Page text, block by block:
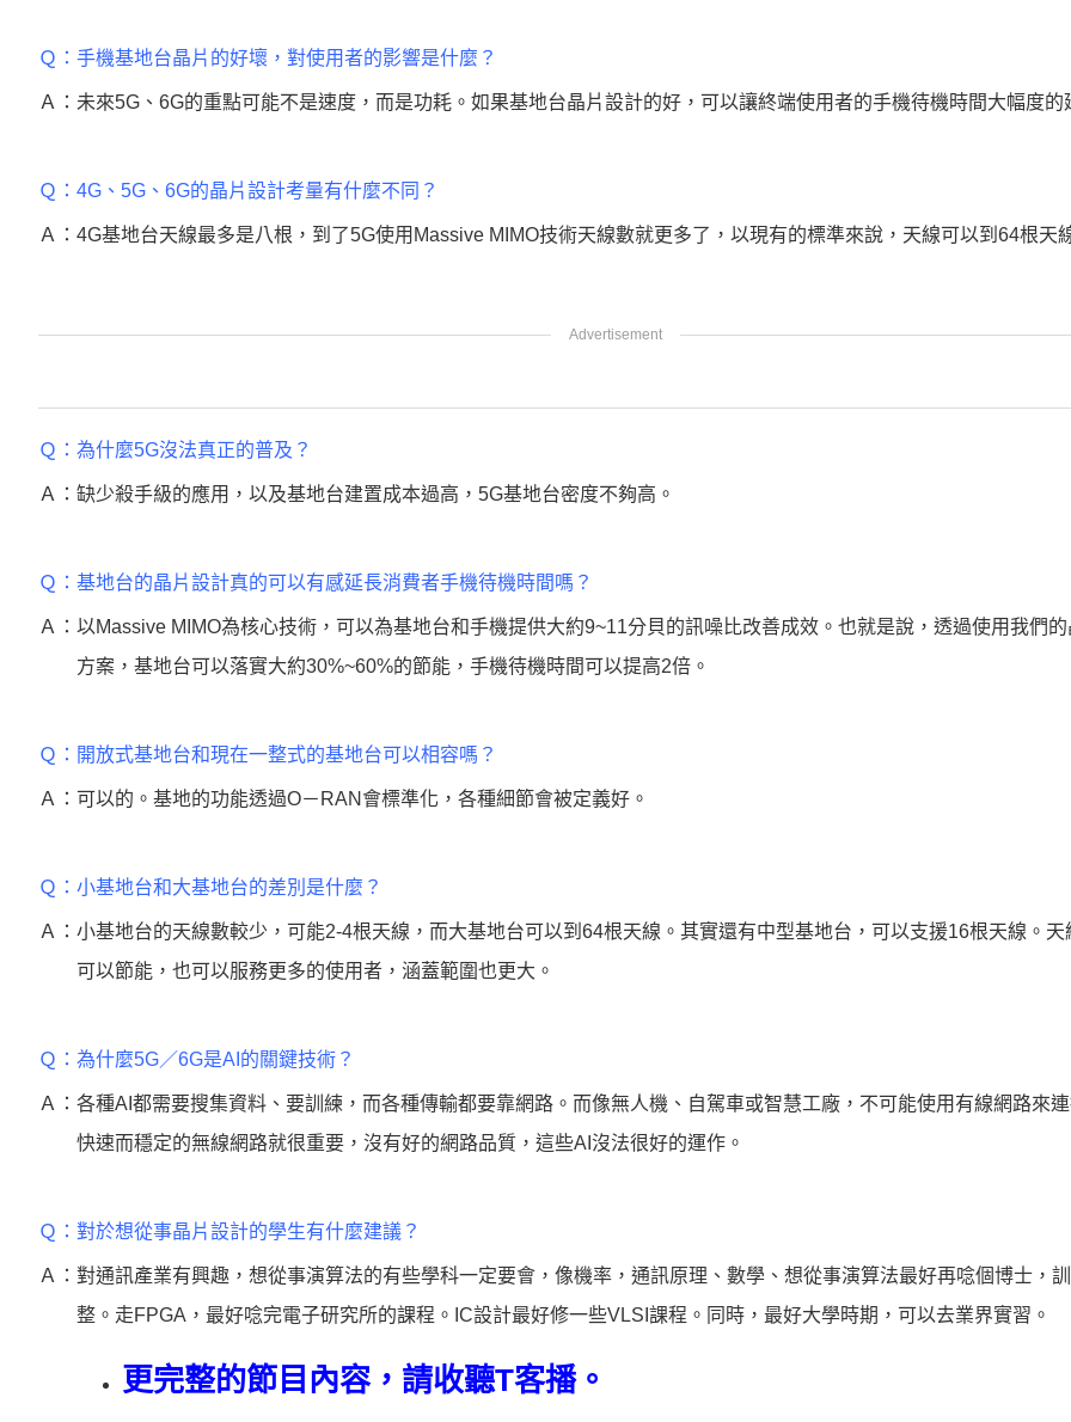
Ｑ： 手機基地台晶片的好壞，對使用者的影響是什麼？
Ａ： 未來5G、6G的重點可能不是速度，而是功耗。如果基地台晶片設計的好，可以讓終端使用者的手機待機時間大幅度的
Ｑ： 4G、5G、6G的晶片設計考量有什麼不同？
Ａ： 4G基地台天線最多是八根，到了5G使用Massive MIMO技術天線數就更多了，以現有的標準來說，天線可以到64根天
Ｑ： 為什麼5G沒法真正的普及？
Ａ： 缺少殺手級的應用，以及基地台建置成本過高，5G基地台密度不夠高。
Ｑ： 基地台的晶片設計真的可以有感延長消費者手機待機時間嗎？
Ａ： 以Massive MIMO為核心技術，可以為基地台和手機提供大約9~11分貝的訊噪比改善成效。也就是說，透過使用我們
方案，基地台可以落實大約30%~60%的節能，手機待機時間可以提高2倍。
Ｑ： 開放式基地台和現在一整式的基地台可以相容嗎？
Ａ： 可以的。基地的功能透過O－RAN會標準化，各種細節會被定義好。
Ｑ： 小基地台和大基地台的差別是什麼？
Ａ： 小基地台的天線數較少，可能2-4根天線，而大基地台可以到64根天線。其實還有中型基地台，可以支援16根天線。天
可以節能，也可以服務更多的使用者，涵蓋範圍也更大。
Ｑ： 為什麼5G／6G是AI的關鍵技術？
Ａ： 各種AI都需要搜集資料、要訓練，而各種傳輸都要靠網路。而像無人機、自駕車或智慧工廠，不可能使用有線網路來
快速而穩定的無線網路就很重要，沒有好的網路品質，這些AI沒法很好的運作。
Ｑ： 對於想從事晶片設計的學生有什麼建議？
Ａ： 對通訊產業有興趣，想從事演算法的有些學科一定要會，像機率，通訊原理、數學、想從事演算法最好再唸個博士，
整。走FPGA，最好唸完電子研究所的課程。IC設計最好修一些VLSI課程。同時，最好大學時期，可以去業界實習。
更完整的節目內容，請收聽T客播。